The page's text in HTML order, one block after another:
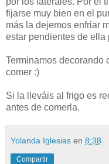
fijarse muy bien en el
más la dejemos enfriar
estar pendientes de ella
Terminamos decorando
comer :)
Si la lleváis al frigo es
antes de comerla.
Yolanda Iglesias en 8:38
Compartir